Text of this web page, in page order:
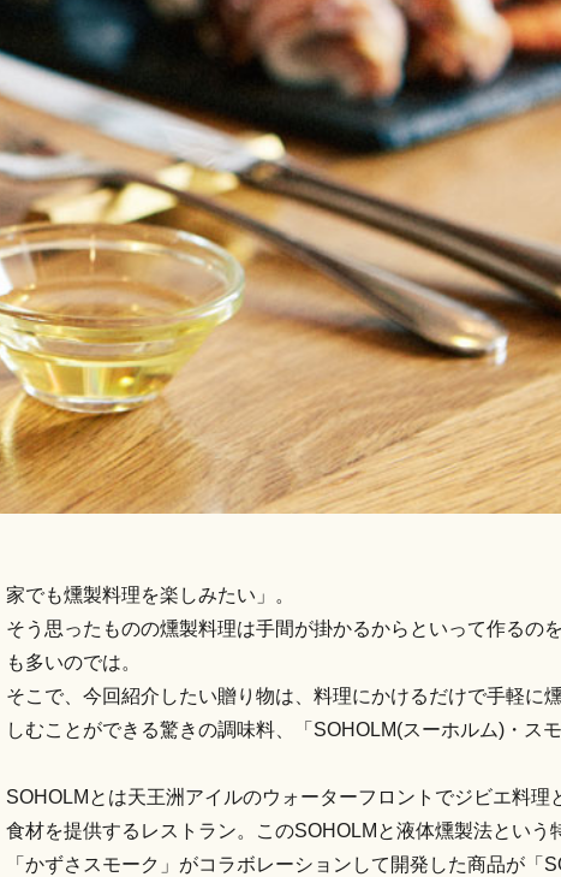
家でも燻製料理を楽しみたい」。
そう思ったものの燻製料理は手間が掛かるからといって作るの
も多いのでは。
そこで、今回紹介したい贈り物は、料理にかけるだけで手軽に
しむことができる驚きの調味料、「SOHOLM(スーホルム)・ス
SOHOLMとは天王洲アイルのウォーターフロントでジビエ料理
食材を提供するレストラン。このSOHOLMと液体燻製法という
「かずさスモーク」がコラボレーションして開発した商品が「